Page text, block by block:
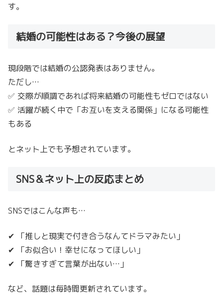
す。
結婚の可能性はある？今後の展望
現段階では結婚の公認発表はありません。
ただし…
✅ 交際が順調であれば将来結婚の可能性もゼロではない
✅ 活躍が続く中で「お互いを支える関係」になる可能性
もある
とネット上でも予想されています。
SNS＆ネット上の反応まとめ
SNSではこんな声も…
✔ 「推しと現実で付き合うなんてドラマみたい」
✔ 「お似合い！幸せになってほしい」
✔ 「驚きすぎて言葉が出ない…」
など、話題は毎時間更新されています。